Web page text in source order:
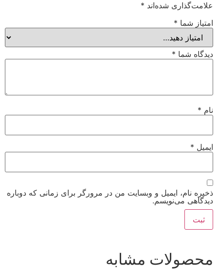
علامت‌گذاری شده‌اند *
امتیاز شما *
دیدگاه شما *
نام *
ایمیل *
ذخیره نام، ایمیل و وبسایت من در مرورگر برای زمانی که دوباره
دیدگاهی می‌نویسم.
محصولات مشابه